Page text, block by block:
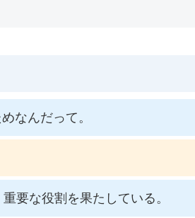
なんだって。
要な役割を果たしている。